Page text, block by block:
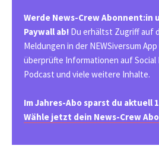
Werde News-Crew Abonnent:in
Paywall ab! Du erhältst Zugriff auf
Meldungen in der NEWSiversum
überprüfte Informationen auf Social
Podcast und viele weitere Inhalte.
Im Jahres-Abo sparst du aktuell
Wähle jetzt dein News-Crew